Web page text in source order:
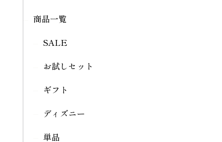
商品一覧
SALE
お試しセット
ギフト
ディズニー
単品